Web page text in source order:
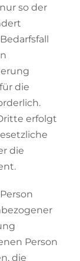
so der
die
erfolgt
die
Person
die